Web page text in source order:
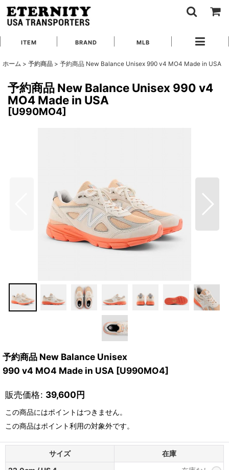
ITEM BRAND MLB
ホーム > 予約商品 > 予約商品 New Balance Unisex 990 v4 MO4 Made in USA
予約商品 New Balance Unisex 990 v4
MO4 Made in USA
[U990MO4]
予約商品 New Balance Unisex
990 v4 MO4 Made in USA [U990MO4]
販売価格: 39,600円
この商品にはポイントはつきません。
この商品はポイント利用の対象外です。
サイズ
在庫